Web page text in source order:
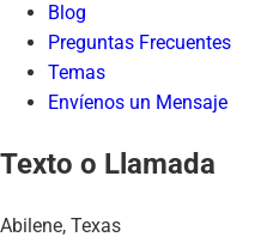
Blog
Preguntas Frecuentes
Temas
Envíenos un Mensaje
Texto o Llamada
Abilene, Texas